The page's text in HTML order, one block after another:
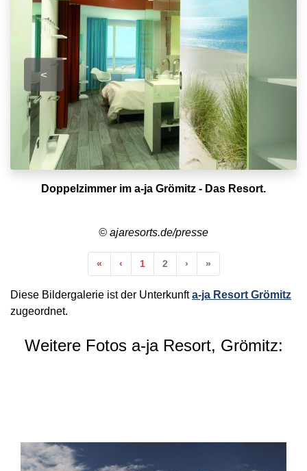
<
Doppelzimmer im a-ja Grömitz - Das Resort.
© ajaresorts.de/presse
«Anfang
‹Vorherige
1 2 ›Nächste
»Ende
Diese Bildergalerie ist der Unterkunfta-ja Resort Grömitz
zugeordnet.
Weitere Fotos a-ja Resort, Grömitz: